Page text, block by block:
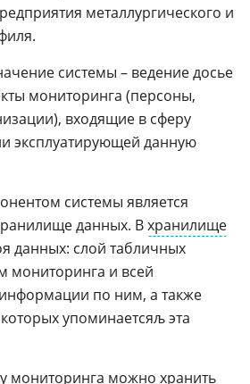
металлургического и
системы – ведение досье
мониторинга (персоны,
входящие в сферу
эксплуатирующей данную
системы является
данных. Вхранилище
данных: слой табличных
мониторинга и всей
по ним, а также
упоминаетсяљ эта
мониторинга можно хранить